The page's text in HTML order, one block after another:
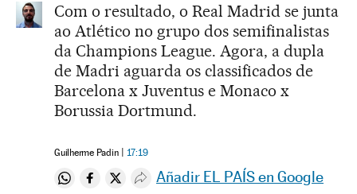
Com o resultado, o Real Madrid se junta
ao Atlético no grupo dos semifinalistas
da Champions League. Agora, a dupla
de Madri aguarda os classificados de
Barcelona x Juventus e Monaco x
Borussia Dortmund.
Guilherme Padin 17:19
Compartir en Whatsapp
Compartir en Facebook
Compartir en Twitter
Desplegar Redes Sociales
Añadir EL PAÍS en Google